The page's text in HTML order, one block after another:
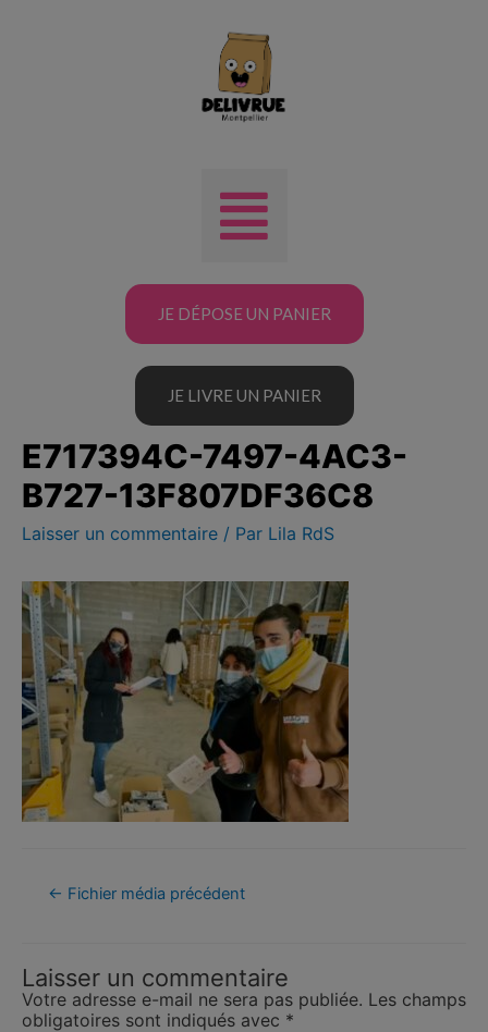
JE DÉPOSE UN PANIER
JE LIVRE UN PANIER
E717394C-7497-4AC3-
B727-13F807DF36C8
Laisser un commentaire / Par Lila RdS
← Fichier média précédent
Laisser un commentaire
Votre adresse e-mail ne sera pas publiée. Les champs
obligatoires sont indiqués avec *